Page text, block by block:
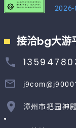
2026-
接洽bg大游
漳州市把园神